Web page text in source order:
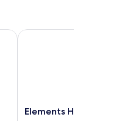
Elements
Elements Hotel &
Elements Hotel &